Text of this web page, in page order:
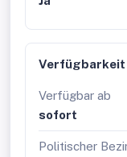
Verfügbarkeit
Verfügbar ab
sofort
Politischer